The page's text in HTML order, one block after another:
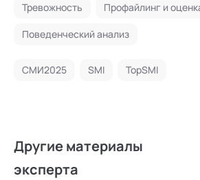
Тревожность Профайлинг и
Поведенческий анализ
СМИ2025 SMI TopSMI
Другие материалы
эксперта